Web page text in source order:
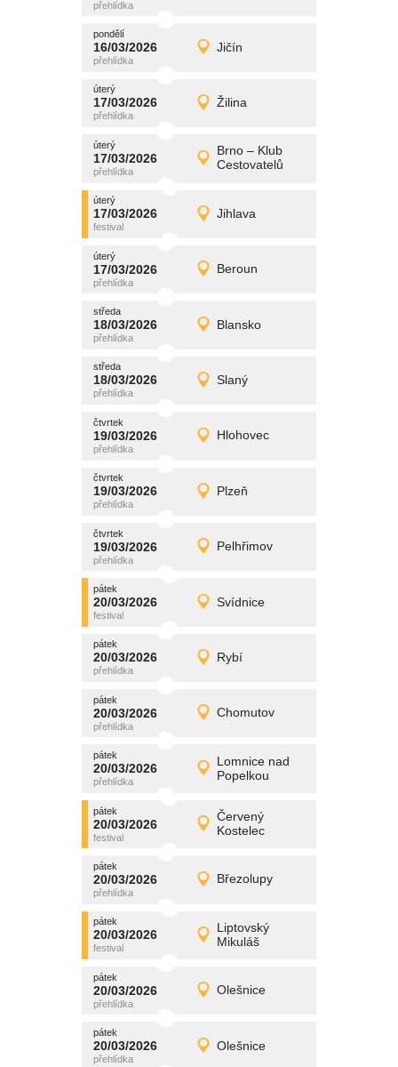
sobota
pondělí
16/03/2026 Jičín
pondělí
16/03/2026 Detail
promítání
úterý
17/03/2026 Žilina
úterý
17/03/2026 Detail
promítání
úterý
17/03/2026
Brno – Klub
Cestovatelů
úterý
17/03/2026 Detail
promítání
úterý
17/03/2026 Jihlava
úterý
17/03/2026 Detail
promítání
úterý
17/03/2026 Beroun
úterý
17/03/2026 Detail
promítání
středa
18/03/2026 Blansko
středa
18/03/2026 Detail
promítání
středa
18/03/2026 Slaný
středa
18/03/2026 Detail
promítání
čtvrtek
19/03/2026 Hlohovec
čtvrtek
19/03/2026 Detail
promítání
čtvrtek
19/03/2026 Plzeň
čtvrtek
19/03/2026 Detail
promítání
čtvrtek
19/03/2026 Pelhřimov
čtvrtek
19/03/2026 Detail
promítání
pátek
20/03/2026 Svídnice
pátek
20/03/2026 Detail
promítání
pátek
20/03/2026 Rybí
pátek
20/03/2026 Detail
promítání
pátek
20/03/2026 Chomutov
pátek
20/03/2026 Detail
promítání
pátek
20/03/2026
Lomnice nad
Popelkou
pátek
20/03/2026 Detail
promítání
pátek
20/03/2026
Červený
Kostelec
pátek
20/03/2026 Detail
promítání
pátek
20/03/2026 Březolupy
pátek
20/03/2026 Detail
promítání
pátek
20/03/2026
Liptovský
Mikuláš
pátek
20/03/2026 Detail
promítání
pátek
20/03/2026 Olešnice
pátek
20/03/2026 Detail
promítání
pátek
20/03/2026 Olešnice
pátek
20/03/2026 Detail
promítání